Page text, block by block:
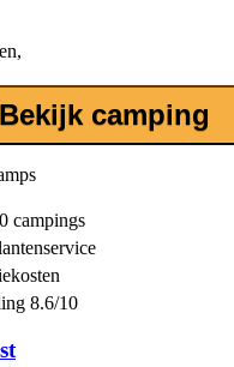
Bekijk camping
campings
8.6/10